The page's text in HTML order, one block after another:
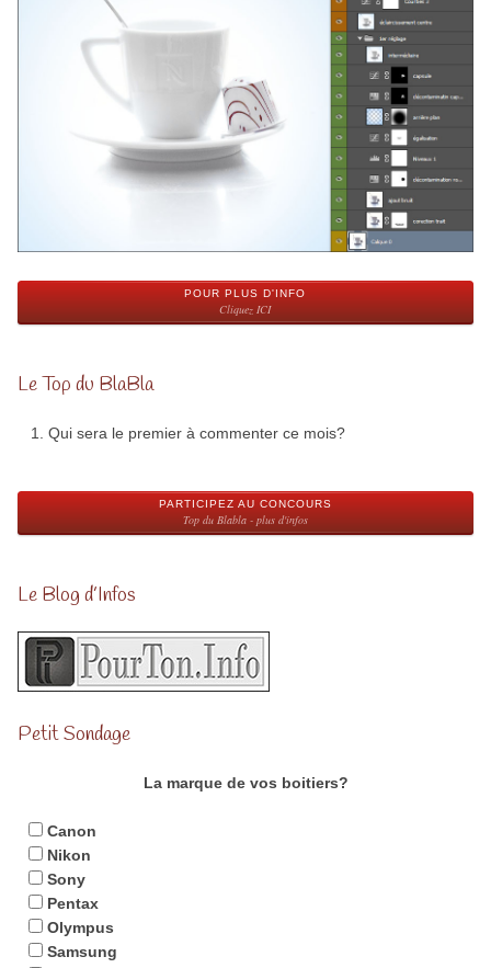
POUR PLUS D'INFO
Cliquez ICI
Le Top du BlaBla
Qui sera le premier à commenter ce mois?
PARTICIPEZ AU CONCOURS
Top du Blabla - plus d'infos
Le Blog d’Infos
Petit Sondage
La marque de vos boitiers?
Canon
Nikon
Sony
Pentax
Olympus
Samsung